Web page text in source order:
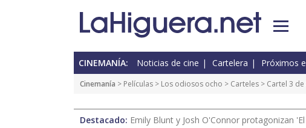
CINEMANÍA: Noticias de cine Cartelera Próximos
Cinemanía > Películas > Los odiosos ocho > Carteles > Cartel 3 de
Destacado: Emily Blunt y Josh O'Connor protagonizan